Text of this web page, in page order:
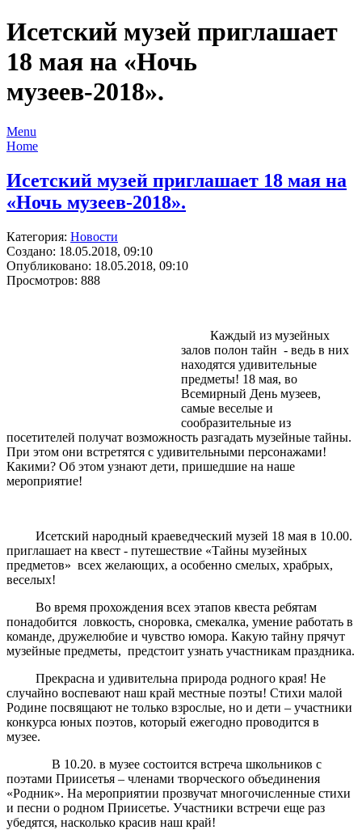
Исетский музей приглашает
18 мая на «Ночь
музеев-2018».
Menu
Home
Исетский музей приглашает 18 мая на
«Ночь музеев-2018».
Категория: Новости
Создано: 18.05.2018, 09:10
Опубликовано: 18.05.2018, 09:10
Просмотров: 888
Каждый из музейных
залов полон тайн - ведь в них
находятся удивительные
предметы! 18 мая, во
Всемирный День музеев,
самые веселые и
сообразительные из
посетителей получат возможность разгадать музейные тайны.
При этом они встретятся с удивительными персонажами!
Какими? Об этом узнают дети, пришедшие на наше
мероприятие!
Исетский народный краеведческий музей 18 мая в 10.00.
приглашает на квест - путешествие «Тайны музейных
предметов» всех желающих, а особенно смелых, храбрых,
веселых!
Во время прохождения всех этапов квеста ребятам
понадобится ловкость, сноровка, смекалка, умение работать в
команде, дружелюбие и чувство юмора. Какую тайну прячут
музейные предметы, предстоит узнать участникам праздника.
Прекрасна и удивительна природа родного края! Не
случайно воспевают наш край местные поэты! Стихи малой
Родине посвящают не только взрослые, но и дети – участники
конкурса юных поэтов, который ежегодно проводится в
музее.
В 10.20. в музее состоится встреча школьников с
поэтами Приисетья – членами творческого объединения
«Родник». На мероприятии прозвучат многочисленные стихи
и песни о родном Приисетье. Участники встречи еще раз
убедятся, насколько красив наш край!